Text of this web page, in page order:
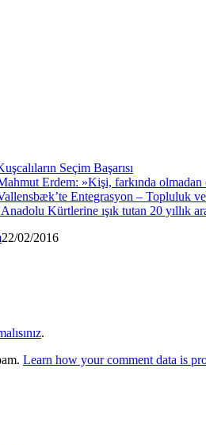
Seçim Başarısı
Erdem: »Kişi, farkında olmadan
Entegrasyon – Topluluk
Kürtlerine ışık tutan 20 yıllık
22/02/2016
.
Learn how your comment data is